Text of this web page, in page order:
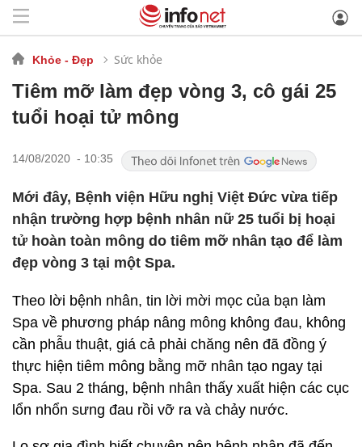
Khỏe - Đẹp Sức khỏe
Tiêm mỡ làm đẹp vòng 3, cô gái 25
tuổi hoại tử mông
14/08/2020 - 10:35
Mới đây, Bệnh viện Hữu nghị Việt Đức vừa tiếp
nhận trường hợp bệnh nhân nữ 25 tuổi bị hoại
tử hoàn toàn mông do tiêm mỡ nhân tạo để làm
đẹp vòng 3 tại một Spa.
Theo lời bệnh nhân, tin lời mời mọc của bạn làm
Spa về phương pháp nâng mông không đau, không
cần phẫu thuật, giá cả phải chăng nên đã đồng ý
thực hiện tiêm mông bằng mỡ nhân tạo ngay tại
Spa. Sau 2 tháng, bệnh nhân thấy xuất hiện các cục
lổn nhổn sưng đau rồi vỡ ra và chảy nước.